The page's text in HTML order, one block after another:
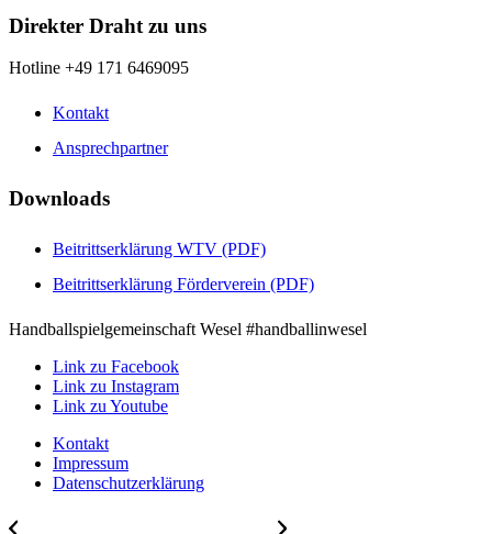
Direkter Draht zu uns
Hotline +49 171 6469095
Kontakt
Ansprechpartner
Downloads
Beitrittserklärung WTV (PDF)
Beitrittserklärung Förderverein (PDF)
Handballspielgemeinschaft Wesel #handballinwesel
Link zu Facebook
Link zu Instagram
Link zu Youtube
Kontakt
Impressum
Datenschutzerklärung